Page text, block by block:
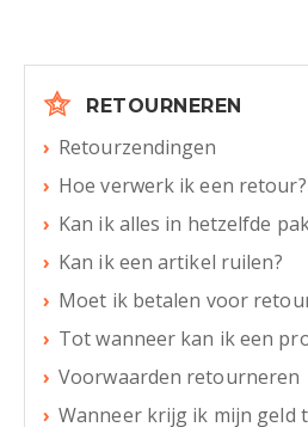
RETOURNEREN
Retourzendingen
Hoe verwerk ik een retour?
Kan ik alles in hetzelfde
Kan ik een artikel ruilen?
Moet ik betalen voor
Tot wanneer kan ik een
Voorwaarden retourneren
Wanneer krijg ik mijn geld